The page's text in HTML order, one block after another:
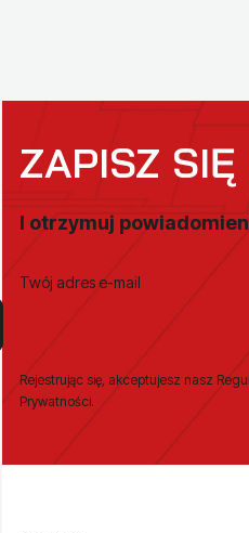
ZAPISZ
I otrzymuj
Twój adres e-mail
Rejestrując się, akceptujesz nasz
Prywatności.